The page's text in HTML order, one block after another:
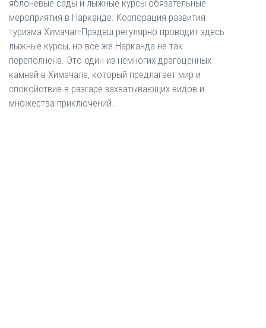
яблоневые сады и лыжные курсы обязательные
мероприятия в Нарканде. Корпорация развития
туризма Химачал-Прадеш регулярно проводит здесь
лыжные курсы, но все же Нарканда не так
переполнена. Это один из немногих драгоценных
камней в Химачале, который предлагает мир и
спокойствие в разгаре захватывающих видов и
множества приключений.